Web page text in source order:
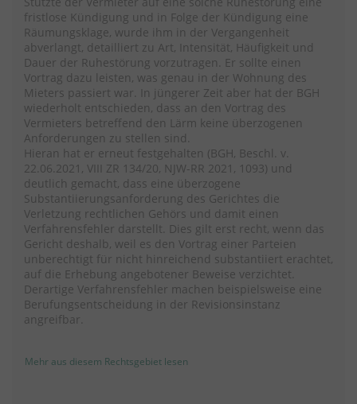
fristlose Kündigung und in Folge der Kündigung eine
Räumungsklage, wurde ihm in der Vergangenheit
abverlangt, detailliert zu Art, Intensität, Häufigkeit und
Dauer der Ruhestörung vorzutragen. Er sollte einen
Vortrag dazu leisten, was genau in der Wohnung des
Mieters passiert war. In jüngerer Zeit aber hat der BGH
wiederholt entschieden, dass an den Vortrag des
Vermieters betreffend den Lärm keine überzogenen
Anforderungen zu stellen sind.
Hieran hat er erneut festgehalten (BGH, Beschl. v.
22.06.2021, VIII ZR 134/20, NJW-RR 2021, 1093) und
deutlich gemacht, dass eine überzogene
Substantiierungsanforderung des Gerichtes die
Verletzung rechtlichen Gehörs und damit einen
Verfahrensfehler darstellt. Dies gilt erst recht, wenn das
Gericht deshalb, weil es den Vortrag einer Parteien
unberechtigt für nicht hinreichend substantiiert erachtet,
auf die Erhebung angebotener Beweise verzichtet.
Derartige Verfahrensfehler machen beispielsweise eine
Berufungsentscheidung in der Revisionsinstanz
angreifbar.
Mehr aus diesem Rechtsgebiet lesen